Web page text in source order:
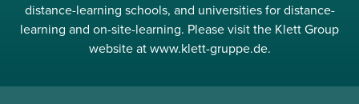
distance-learning schools, and universities for distance-
learning and on-site-learning. Please visit the Klett Group
website at www.klett-gruppe.de.